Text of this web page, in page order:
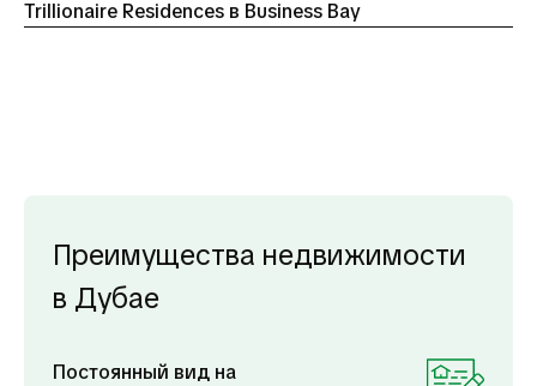
Trillionaire Residences в Business Bay
Преимущества недвижимости
в Дубае
Постоянный вид на